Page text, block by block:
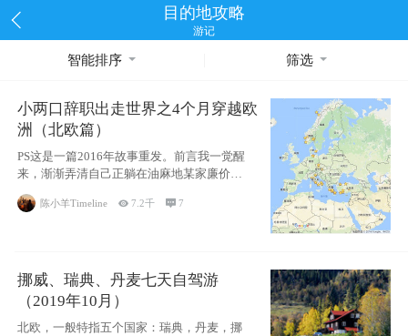
目的地攻略
游记
智能排序 筛选
小两口辞职出走世界之4个月穿越欧
洲（北欧篇）
PS这是一篇2016年故事重发。前言我一觉醒
来，渐渐弄清自己正躺在油麻地某家廉价宾
馆
陈小羊Timeline 7.2千 7
挪威、瑞典、丹麦七天自驾游
（2019年10月）
北欧，一般特指五个国家：瑞典，丹麦，挪